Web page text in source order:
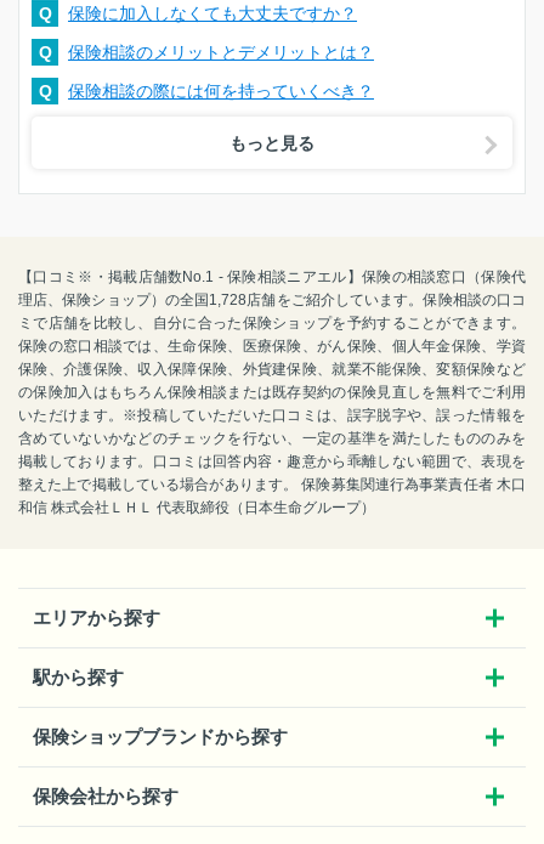
Q
保険に加入しなくても大丈夫ですか？
Q
保険相談のメリットとデメリットとは？
Q
保険相談の際には何を持っていくべき？
もっと見る
【口コミ※・掲載店舗数No.1 - 保険相談ニアエル】保険の相談窓口（保険代
理店、保険ショップ）の全国1,728店舗をご紹介しています。保険相談の口コ
ミで店舗を比較し、自分に合った保険ショップを予約することができます。
保険の窓口相談では、生命保険、医療保険、がん保険、個人年金保険、学資
保険、介護保険、収入保障保険、外貨建保険、就業不能保険、変額保険など
の保険加入はもちろん保険相談または既存契約の保険見直しを無料でご利用
いただけます。※投稿していただいた口コミは、誤字脱字や、誤った情報を
含めていないかなどのチェックを行ない、一定の基準を満たしたもののみを
掲載しております。口コミは回答内容・趣意から乖離しない範囲で、表現を
整えた上で掲載している場合があります。 保険募集関連行為事業責任者 木口
和信 株式会社ＬＨＬ 代表取締役（日本生命グループ）
エリアから探す
駅から探す
保険ショップブランドから探す
保険会社から探す